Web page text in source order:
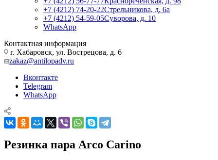
+7 (4212) 74-20-22Стрельникова, д. 6а
+7 (4212) 54-59-05Суворова, д. 10
WhatsApp
Контактная информация
г. Хабаровск, ул. Вострецова, д. 6
zakaz@antilopadv.ru
Вконтакте
Telegram
WhatsApp
Резинка пара Arco Carino